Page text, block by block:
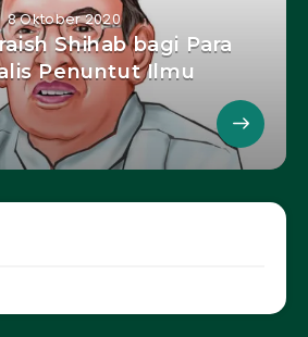
8 Oktober 2020
Shihab bagi Para
Penuntut Ilmu